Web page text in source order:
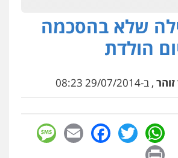
שלא בהסכמה
הולדת
, ב-29/07/2014 08:23
WhatsApp
Twitter
Facebook
Email